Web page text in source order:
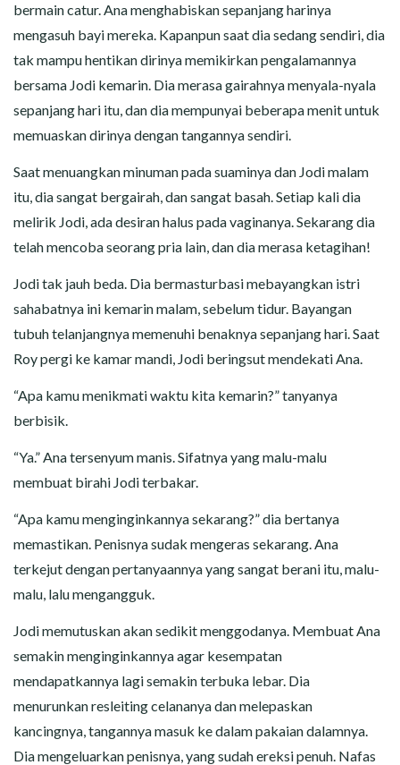
bermain catur. Ana menghabiskan sepanjang harinya
mengasuh bayi mereka. Kapanpun saat dia sedang sendiri, dia
tak mampu hentikan dirinya memikirkan pengalamannya
bersama Jodi kemarin. Dia merasa gairahnya menyala-nyala
sepanjang hari itu, dan dia mempunyai beberapa menit untuk
memuaskan dirinya dengan tangannya sendiri.
Saat menuangkan minuman pada suaminya dan Jodi malam
itu, dia sangat bergairah, dan sangat basah. Setiap kali dia
melirik Jodi, ada desiran halus pada vaginanya. Sekarang dia
telah mencoba seorang pria lain, dan dia merasa ketagihan!
Jodi tak jauh beda. Dia bermasturbasi mebayangkan istri
sahabatnya ini kemarin malam, sebelum tidur. Bayangan
tubuh telanjangnya memenuhi benaknya sepanjang hari. Saat
Roy pergi ke kamar mandi, Jodi beringsut mendekati Ana.
“Apa kamu menikmati waktu kita kemarin?” tanyanya
berbisik.
“Ya.” Ana tersenyum manis. Sifatnya yang malu-malu
membuat birahi Jodi terbakar.
“Apa kamu menginginkannya sekarang?” dia bertanya
memastikan. Penisnya sudak mengeras sekarang. Ana
terkejut dengan pertanyaannya yang sangat berani itu, malu-
malu, lalu mengangguk.
Jodi memutuskan akan sedikit menggodanya. Membuat Ana
semakin menginginkannya agar kesempatan
mendapatkannya lagi semakin terbuka lebar. Dia
menurunkan resleiting celananya dan melepaskan
kancingnya, tangannya masuk ke dalam pakaian dalamnya.
Dia mengeluarkan penisnya, yang sudah ereksi penuh. Nafas